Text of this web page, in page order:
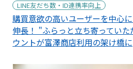
LINE友だち数・ID連携率向上
購買意欲の高いユーザーを中心
伸長！ "ふらっと立ち寄ってい
ウントが富澤商店利用の架け橋に